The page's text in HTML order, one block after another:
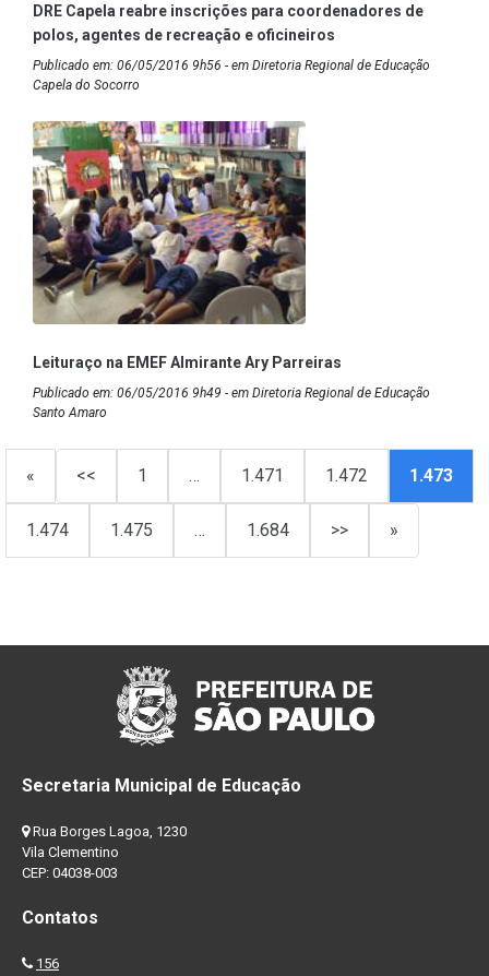
DRE Capela reabre inscrições para coordenadores de
polos, agentes de recreação e oficineiros
Publicado em: 06/05/2016 9h56 - em Diretoria Regional de Educação
Capela do Socorro
Leituraço na EMEF Almirante Ary Parreiras
Publicado em: 06/05/2016 9h49 - em Diretoria Regional de Educação
Santo Amaro
« << 1 … 1.471 1.472 1.473
1.474 1.475 … 1.684 >> »
Secretaria Municipal de Educação
Rua Borges Lagoa, 1230
Vila Clementino
CEP: 04038-003
Contatos
156